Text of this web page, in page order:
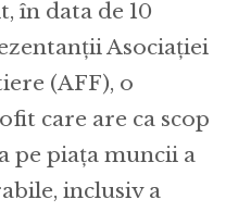
în data de 10
Asociației
(AFF), o
care are ca scop
pe piața muncii a
inclusiv a